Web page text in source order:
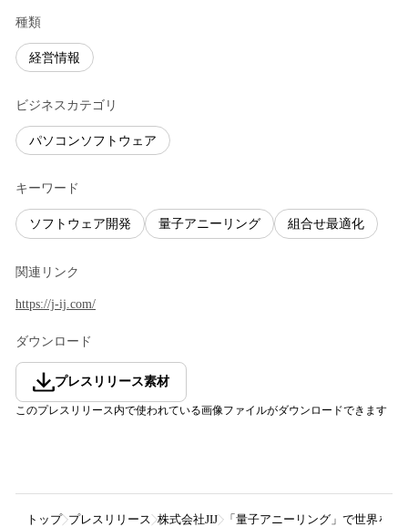
種類
経営情報
ビジネスカテゴリ
パソコンソフトウェア
キーワード
ソフトウェア開発 量子アニーリング 組合せ最適化
関連リンク
https://j-ij.com/
ダウンロード
プレスリリース素材
このプレスリリース内で使われている画像ファイルがダウンロードできます
トップ プレスリリース 株式会社JIJ 「量子アニーリング」で世界を